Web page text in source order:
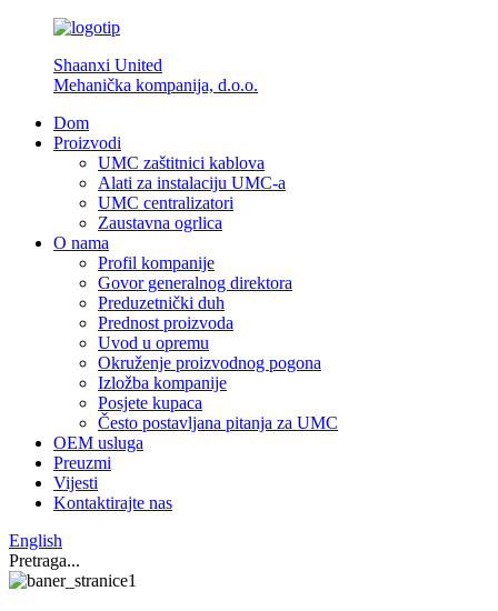
Shaanxi United
Mehanička kompanija, d.o.o.
Dom
Proizvodi
UMC zaštitnici kablova
Alati za instalaciju UMC-a
UMC centralizatori
Zaustavna ogrlica
O nama
Profil kompanije
Govor generalnog direktora
Preduzetnički duh
Prednost proizvoda
Uvod u opremu
Okruženje proizvodnog pogona
Izložba kompanije
Posjete kupaca
Često postavljana pitanja za UMC
OEM usluga
Preuzmi
Vijesti
Kontaktirajte nas
English
Pretraga...